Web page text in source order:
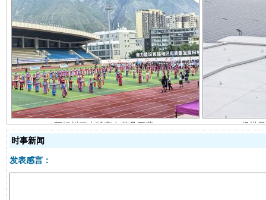
阿坝州三大球赛在茂县开幕 规模
时事新闻
发表感言：